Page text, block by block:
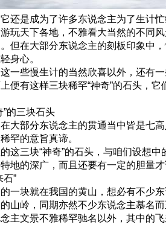
还是成为了许多东说念主为了生计
玩天下各地，不雅看大当然的不同
但在大部分东说念主的刻板印象中
身心。
一些慢生计的当然欣喜以外，还有
便有这样三块稀罕“神奇”的石头，
”的三块石头
大部分东说念主的贯通当中皆是七
罕的意旨真谛。
这三块“神奇”的石头，与咱们设想
地的深广，而且还要有一定的胆量才
石”
一块就在我国的黄山，想必有不少
山岭，同期亦然不少东说念主慕名
主文景不雅稀罕驰名以外，其中的